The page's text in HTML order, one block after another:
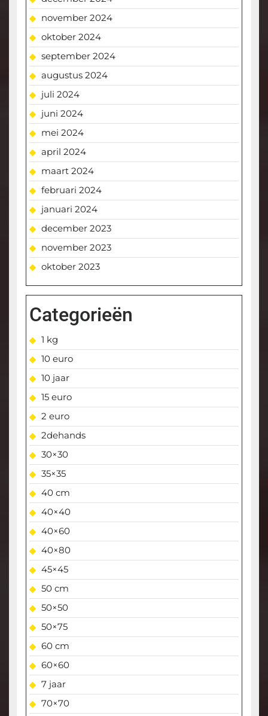
november 2024
oktober 2024
september 2024
augustus 2024
juli 2024
juni 2024
mei 2024
april 2024
maart 2024
februari 2024
januari 2024
december 2023
november 2023
oktober 2023
Categorieën
1 kg
10 euro
10 jaar
15 euro
2 euro
2dehands
30×30
35×35
40 cm
40×40
40×60
40×80
45×45
50 cm
50×50
50×75
60 cm
60×60
7 jaar
70×70